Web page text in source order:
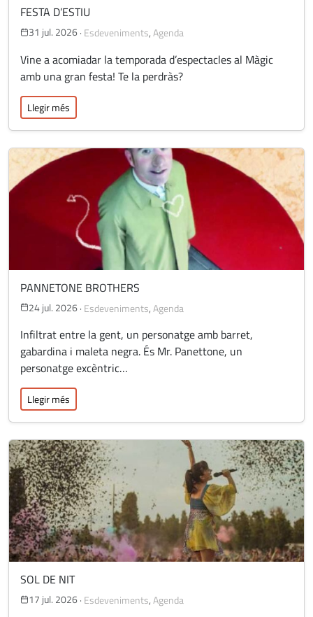
FESTA D’ESTIU
31 jul. 2026· Esdeveniments,Agenda
Vine a acomiadar la temporada d’espectacles al Màgic
amb una gran festa! Te la perdràs?
Llegir més
PANNETONE BROTHERS
24 jul. 2026· Esdeveniments, Agenda
Infiltrat entre la gent, un personatge amb barret,
gabardina i maleta negra. És Mr. Panettone, un
personatge excèntric…
Llegir més
SOL DE NIT
17 jul. 2026· Esdeveniments,Agenda